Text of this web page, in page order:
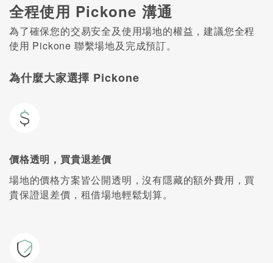
全程使用 Pickone 溝通
為了確保您的交易安全及使用場地的權益，建議您全程
使用 Pickone 聯繫場地及完成預訂。
為什麼大家選擇 Pickone
價格透明，買貴退差價
場地的價格方案皆公開透明，沒有隱藏的額外費用，買
貴保證退差價，租借場地輕鬆划算。